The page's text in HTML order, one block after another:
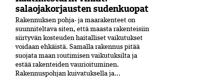
salaojakorjausten sudenkuopat
Rakennuksen pohja- ja maarakenteet on
suunniteltava siten, että maasta rakenteisiin
siirtyvän kosteuden haitalliset vaikutukset
voidaan ehkäistä. Samalla rakennus pitää
suojata maan routimisen vaikutuksilta ja
estää rakenteiden vaurioituminen.
Rakennuspohjan kuivatuksella ja...